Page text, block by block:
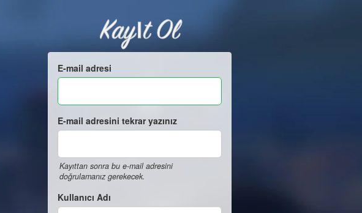
Kayıt Ol
E-mail adresi
E-mail adresini tekrar yazınız
Kayıttan sonra bu e-mail adresini
doğrulamanız gerekecek.
Kullanıcı Adı